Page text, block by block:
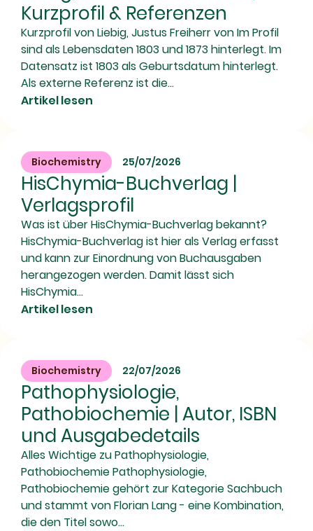
Kurzprofil & Referenzen
Kurzprofil von Liebig, Justus Freiherr von Im Profil
sind als Lebensdaten 1803 und 1873 hinterlegt. Im
Datensatz ist 1803 als Geburtsdatum hinterlegt.
Als externe Referenz ist die...
Artikel lesen
Biochemistry 25/07/2026
HisChymia-Buchverlag |
Verlagsprofil
Was ist über HisChymia-Buchverlag bekannt?
HisChymia-Buchverlag ist hier als Verlag erfasst
und kann zur Einordnung von Buchausgaben
herangezogen werden. Damit lässt sich
HisChymia...
Artikel lesen
Biochemistry 22/07/2026
Pathophysiologie,
Pathobiochemie | Autor, ISBN
und Ausgabedetails
Alles Wichtige zu Pathophysiologie,
Pathobiochemie Pathophysiologie,
Pathobiochemie gehört zur Kategorie Sachbuch
und stammt von Florian Lang - eine Kombination,
die den Titel sowo...